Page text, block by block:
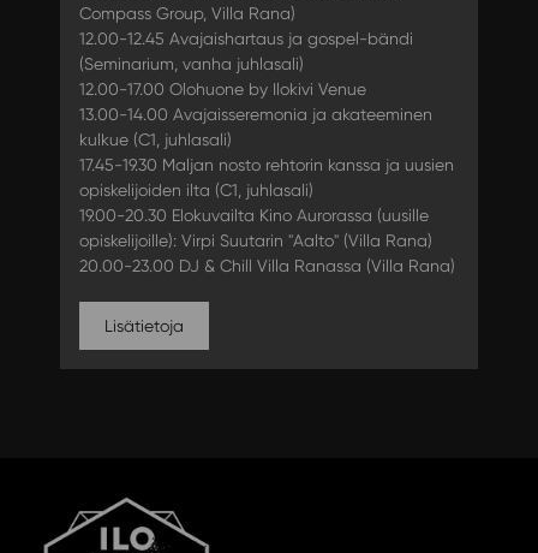
Compass Group, Villa Rana)
12.00-12.45 Avajaishartaus ja gospel-bändi
(Seminarium, vanha juhlasali)
12.00-17.00 Olohuone by Ilokivi Venue
13.00-14.00 Avajaisseremonia ja akateeminen
kulkue (C1, juhlasali)
17.45-19.30 Maljan nosto rehtorin kanssa ja uusien
opiskelijoiden ilta (C1, juhlasali)
19.00-20.30 Elokuvailta Kino Aurorassa (uusille
opiskelijoille): Virpi Suutarin "Aalto" (Villa Rana)
20.00-23.00 DJ & Chill Villa Ranassa (Villa Rana)
Lisätietoja